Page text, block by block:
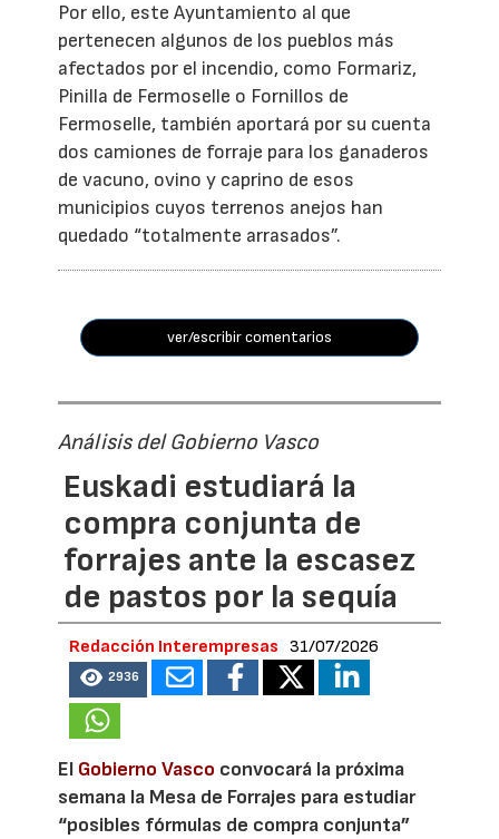
Por ello, este Ayuntamiento al que
pertenecen algunos de los pueblos más
afectados por el incendio, como Formariz,
Pinilla de Fermoselle o Fornillos de
Fermoselle, también aportará por su cuenta
dos camiones de forraje para los ganaderos
de vacuno, ovino y caprino de esos
municipios cuyos terrenos anejos han
quedado “totalmente arrasados”.
ver/escribir comentarios
Análisis del Gobierno Vasco
Euskadi estudiará la
compra conjunta de
forrajes ante la escasez
de pastos por la sequía
Redacción Interempresas 31/07/2026
2936
El Gobierno Vasco convocará la próxima
semana la Mesa de Forrajes para estudiar
“posibles fórmulas de compra conjunta”